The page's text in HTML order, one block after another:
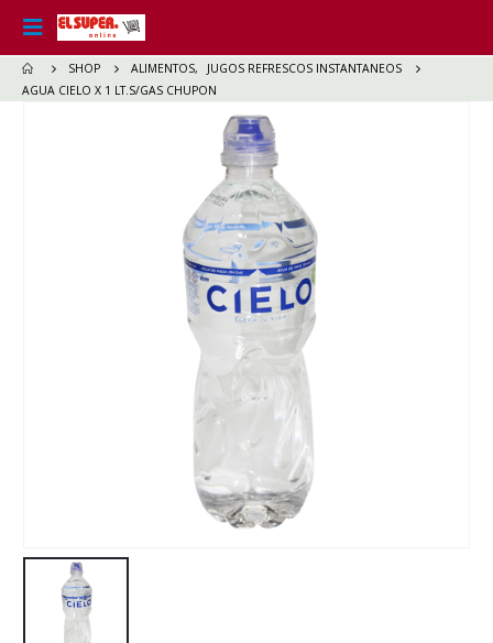
SHOP ALIMENTOS,
JUGOS REFRESCOS INSTANTANEOS
AGUA CIELO X 1 LT.S/GAS CHUPON